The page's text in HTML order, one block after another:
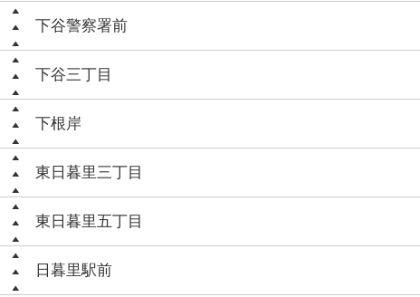
下谷警察署前
下谷三丁目
下根岸
東日暮里三丁目
東日暮里五丁目
日暮里駅前